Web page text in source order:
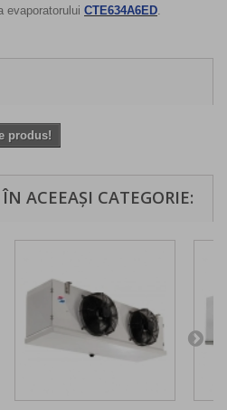
evaporatorului CTE634A6ED.
produs!
ACEEAȘI CATEGORIE: